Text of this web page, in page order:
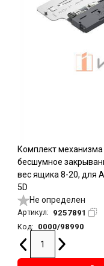
Комплект
бесшумное
вес ящика 8-20, для
5D
Не определен
Артикул: 9257891
Код: 0000/98990